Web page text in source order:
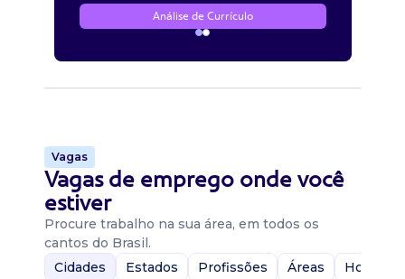
Análise de Currículo
Vagas
Vagas de emprego onde você
estiver
Procure trabalho na sua área, em todos os
cantos do Brasil.
Cidades
Estados Profissões Áreas Home-